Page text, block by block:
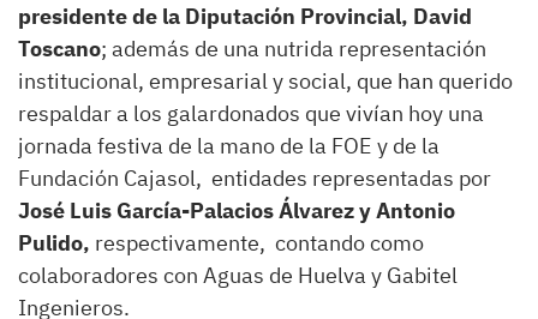
presidente de la Diputación Provincial, David
Toscano; además de una nutrida representación
institucional, empresarial y social, que han querido
respaldar a los galardonados que vivían hoy una
jornada festiva de la mano de la FOE y de la
Fundación Cajasol, entidades representadas por
José Luis García-Palacios Álvarez y Antonio
Pulido, respectivamente, contando como
colaboradores con Aguas de Huelva y Gabitel
Ingenieros.